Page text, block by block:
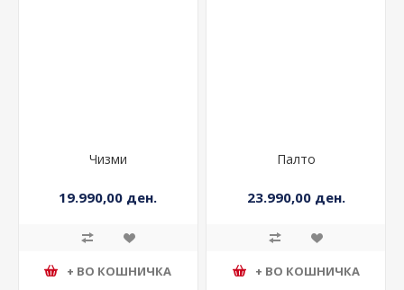
Чизми
19.990,00 ден.
+ ВО КОШНИЧКА
Палто
23.990,00 ден.
+ ВО КОШНИЧКА